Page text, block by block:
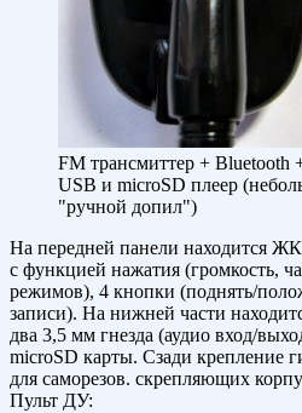
FM трансмиттер + Bluetooth
USB и microSD плеер
"ручной допил")
На передней панели находится
с функцией нажатия (громкость,
режимов), 4 кнопки (поднять/
записи). На нижней части
два 3,5 мм гнезда (аудио вход/
microSD карты. Сзади крепление
для саморезов. скрепляющих
Пульт ДУ: